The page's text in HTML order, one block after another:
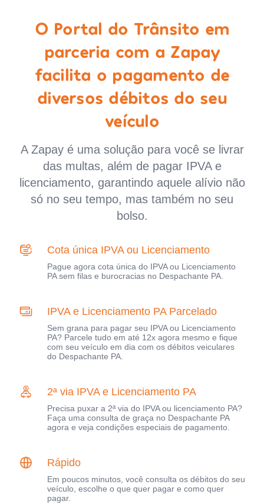
O Portal do Trânsito em
parceria com a Zapay
facilita o pagamento de
diversos débitos do seu
veículo
A Zapay é uma solução para você se livrar
das multas, além de pagar IPVA e
licenciamento, garantindo aquele alívio não
só no seu tempo, mas também no seu
bolso.
Cota única IPVA ou Licenciamento
Pague agora cota única do IPVA ou Licenciamento
PA sem filas e burocracias no Despachante PA.
IPVA e Licenciamento PA Parcelado
Sem grana para pagar seu IPVA ou Licenciamento
PA? Parcele tudo em até 12x agora mesmo e fique
com seu veículo em dia com os débitos veiculares
do Despachante PA.
2ª via IPVA e Licenciamento PA
Precisa puxar a 2ª via do IPVA ou licenciamento PA?
Faça uma consulta de graça no Despachante PA
agora e veja condições especiais de pagamento.
Rápido
Em poucos minutos, você consulta os débitos do seu
veículo, escolhe o que quer pagar e como quer
pagar.